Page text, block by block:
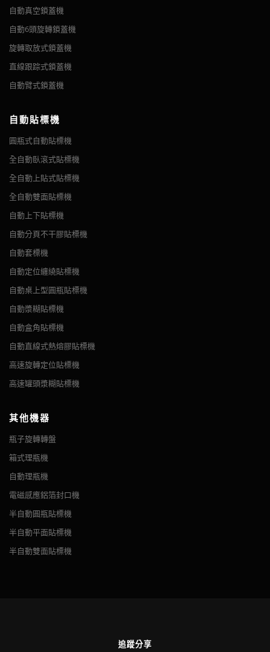
自動真空鎖蓋機
自動6頭旋轉鎖蓋機
旋轉取放式鎖蓋機
直線跟踪式鎖蓋機
自動臂式鎖蓋機
自動貼標機
圓瓶式自動貼標機
全自動臥滾式貼標機
全自動上貼式貼標機
全自動雙面貼標機
自動上下貼標機
自動分頁不干膠貼標機
自動套標機
自動定位纏繞貼標機
自動桌上型圓瓶貼標機
自動漿糊貼標機
自動盒角貼標機
自動直線式熱熔膠貼標機
高速旋轉定位貼標機
高速罐頭漿糊貼標機
其他機器
瓶子旋轉轉盤
箱式理瓶機
自動理瓶機
電磁感應鋁箔封口機
半自動圓瓶貼標機
半自動平面貼標機
半自動雙面貼標機
追蹤分享